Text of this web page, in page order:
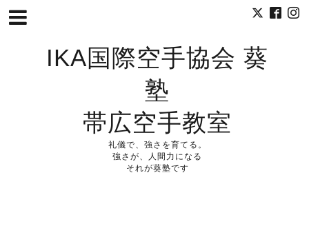
IKA国際空手協会 葵
塾
帯広空手教室
礼儀で、強さを育てる。
強さが、人間力になる
それが葵塾です